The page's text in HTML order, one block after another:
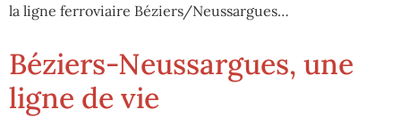
la ligne ferroviaire Béziers/Neussargues…
Béziers-Neussargues, une
ligne de vie